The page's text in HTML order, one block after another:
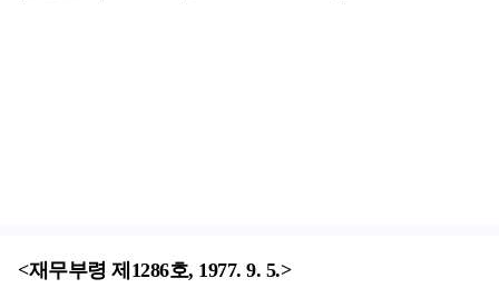
<재무부령 제1286호, 1977. 9. 5.>